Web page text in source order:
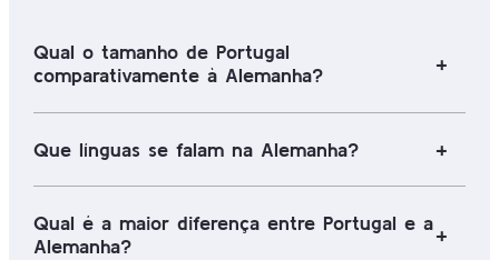
Qual o tamanho de Portugal
comparativamente à Alemanha?
Que línguas se falam na Alemanha?
Qual é a maior diferença entre Portugal e a
Alemanha?